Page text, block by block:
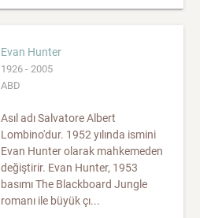
Evan Hunter
1926 - 2005
ABD
Asıl adı Salvatore Albert
Lombino'dur. 1952 yılında ismini
Evan Hunter olarak mahkemeden
değiştirir. Evan Hunter, 1953
basımı The Blackboard Jungle
romanı ile büyük çı...